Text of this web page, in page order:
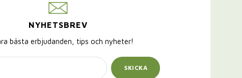
NYHETSBREV
bästa erbjudanden, tips och nyheter!
SKICKA